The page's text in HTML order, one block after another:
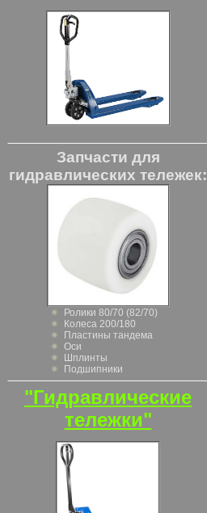
Запчасти для
гидравлических тележек:
Ролики 80/70 (82/70)
Колеса 200/180
Пластины тандема
Оси
Шплинты
Подшипники
"Гидравлические
тележки"